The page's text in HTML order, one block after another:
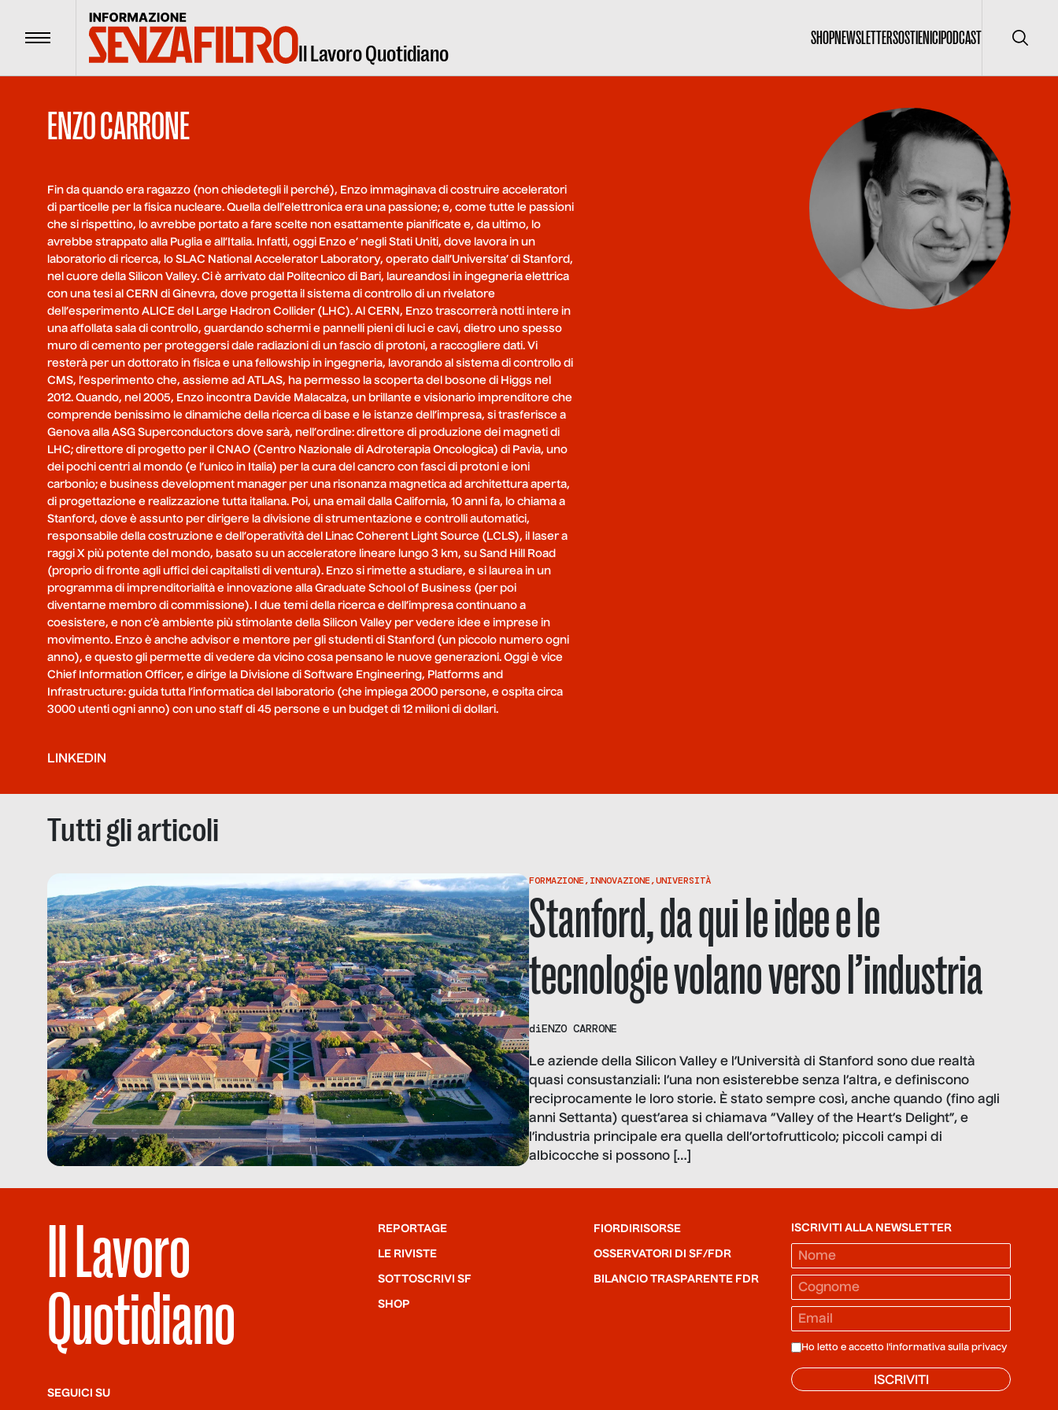
Menu Il Lavoro Quotidiano
SHOPNEWSLETTERSOSTIENICIPODCAST Cerca
ENZO CARRONE
Fin da quando era ragazzo (non chiedetegli il perché), Enzo immaginava di costruire acceleratori
di particelle per la fisica nucleare. Quella dell’elettronica era una passione; e, come tutte le passioni
che si rispettino, lo avrebbe portato a fare scelte non esattamente pianificate e, da ultimo, lo
avrebbe strappato alla Puglia e all’Italia. Infatti, oggi Enzo e’ negli Stati Uniti, dove lavora in un
laboratorio di ricerca, lo SLAC National Accelerator Laboratory, operato dall’Universita’ di Stanford,
nel cuore della Silicon Valley. Ci è arrivato dal Politecnico di Bari, laureandosi in ingegneria elettrica
con una tesi al CERN di Ginevra, dove progetta il sistema di controllo di un rivelatore
dell’esperimento ALICE del Large Hadron Collider (LHC). Al CERN, Enzo trascorrerà notti intere in
una affollata sala di controllo, guardando schermi e pannelli pieni di luci e cavi, dietro uno spesso
muro di cemento per proteggersi dale radiazioni di un fascio di protoni, a raccogliere dati. Vi
resterà per un dottorato in fisica e una fellowship in ingegneria, lavorando al sistema di controllo di
CMS, l’esperimento che, assieme ad ATLAS, ha permesso la scoperta del bosone di Higgs nel
2012. Quando, nel 2005, Enzo incontra Davide Malacalza, un brillante e visionario imprenditore che
comprende benissimo le dinamiche della ricerca di base e le istanze dell’impresa, si trasferisce a
Genova alla ASG Superconductors dove sarà, nell’ordine: direttore di produzione dei magneti di
LHC; direttore di progetto per il CNAO (Centro Nazionale di Adroterapia Oncologica) di Pavia, uno
dei pochi centri al mondo (e l’unico in Italia) per la cura del cancro con fasci di protoni e ioni
carbonio; e business development manager per una risonanza magnetica ad architettura aperta,
di progettazione e realizzazione tutta italiana. Poi, una email dalla California, 10 anni fa, lo chiama a
Stanford, dove è assunto per dirigere la divisione di strumentazione e controlli automatici,
responsabile della costruzione e dell’operatività del Linac Coherent Light Source (LCLS), il laser a
raggi X più potente del mondo, basato su un acceleratore lineare lungo 3 km, su Sand Hill Road
(proprio di fronte agli uffici dei capitalisti di ventura). Enzo si rimette a studiare, e si laurea in un
programma di imprenditorialità e innovazione alla Graduate School of Business (per poi
diventarne membro di commissione). I due temi della ricerca e dell’impresa continuano a
coesistere, e non c’è ambiente più stimolante della Silicon Valley per vedere idee e imprese in
movimento. Enzo è anche advisor e mentore per gli studenti di Stanford (un piccolo numero ogni
anno), e questo gli permette di vedere da vicino cosa pensano le nuove generazioni. Oggi è vice
Chief Information Officer, e dirige la Divisione di Software Engineering, Platforms and
Infrastructure: guida tutta l’informatica del laboratorio (che impiega 2000 persone, e ospita circa
3000 utenti ogni anno) con uno staff di 45 persone e un budget di 12 milioni di dollari.
LINKEDIN
Tutti gli articoli
FORMAZIONE,INNOVAZIONE,UNIVERSITÀ
Stanford, da qui le idee e le
tecnologie volano verso l’industria
diENZO CARRONE
Le aziende della Silicon Valley e l’Università di Stanford sono due realtà
quasi consustanziali: l’una non esisterebbe senza l’altra, e definiscono
reciprocamente le loro storie. È stato sempre così, anche quando (fino agli
anni Settanta) quest’area si chiamava “Valley of the Heart’s Delight”, e
l’industria principale era quella dell’ortofrutticolo; piccoli campi di
albicocche si possono […]
Il Lavoro
Quotidiano
SEGUICI SU
REPORTAGE
LE RIVISTE
SOTTOSCRIVI SF
SHOP
FIORDIRISORSE
OSSERVATORI DI SF/FDR
BILANCIO TRASPARENTE FDR
ISCRIVITI ALLA NEWSLETTER
Ho letto e accetto l'informativa sulla privacy
ISCRIVITI